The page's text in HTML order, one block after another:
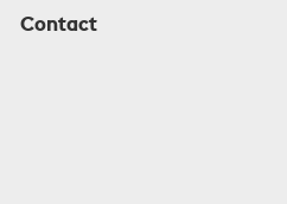
Contact